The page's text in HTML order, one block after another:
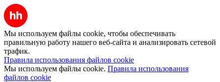
Мы используем файлы cookie, чтобы обеспечивать
правильную работу нашего веб-сайта и анализировать сетевой
трафик.
Правила использования файлов cookie
Мы используем файлы cookie. Правила использования
файлов cookie